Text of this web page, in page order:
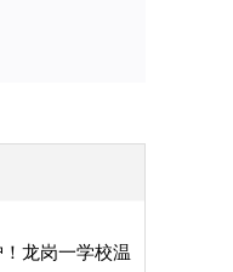
龙岗一学校温